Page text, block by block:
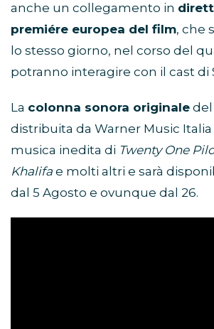
anche un collegamento in
premiére europea del film, che
lo stesso giorno, nel corso del
potranno interagire con il cast di
La colonna sonora originale
distribuita da Warner Music
musica inedita di Twenty One
Khalifa e molti altri e sarà
dal 5 Agosto e ovunque dal 26.